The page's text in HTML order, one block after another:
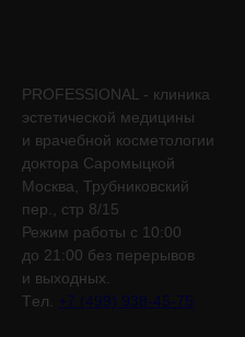
PROFESSIONAL - клиника
эстетической медицины
и врачебной косметологии
доктора Саромыцкой
Москва, Трубниковский
пер., стр 8/15
Режим работы с 10:00
до 21:00 без перерывов
и выходных.
Tел. +7 (499) 938-45-75